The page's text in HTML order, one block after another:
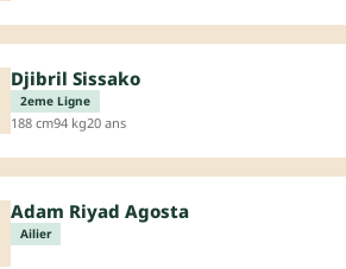
Djibril Sissako
2eme Ligne
188 cm94 kg20 ans
Adam Riyad Agosta
Ailier